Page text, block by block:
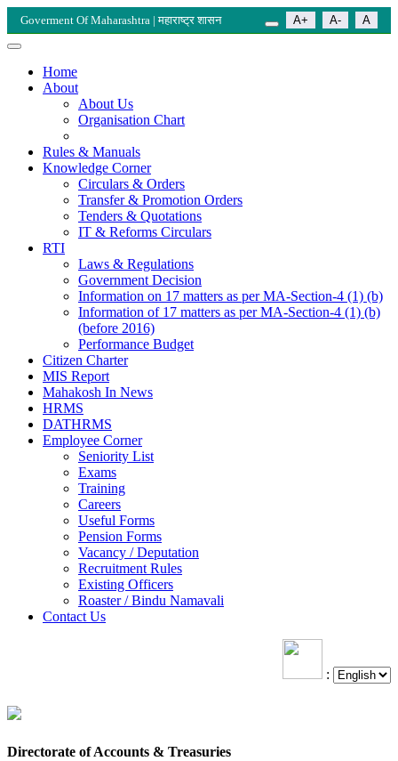
Goverment Of Maharashtra | महाराष्ट्र शासन A+ A- A
Home
About
About Us
Organisation Chart
Rules & Manuals
Knowledge Corner
Circulars & Orders
Transfer & Promotion Orders
Tenders & Quotations
IT & Reforms Circulars
RTI
Laws & Regulations
Government Decision
Information on 17 matters as per MA-Section-4 (1) (b)
Information of 17 matters as per MA-Section-4 (1) (b)
(before 2016)
Performance Budget
Citizen Charter
MIS Report
Mahakosh In News
HRMS
DATHRMS
Employee Corner
Seniority List
Exams
Training
Careers
Useful Forms
Pension Forms
Vacancy / Deputation
Recruitment Rules
Existing Officers
Roaster / Bindu Namavali
Contact Us
:
Directorate of Accounts & Treasuries